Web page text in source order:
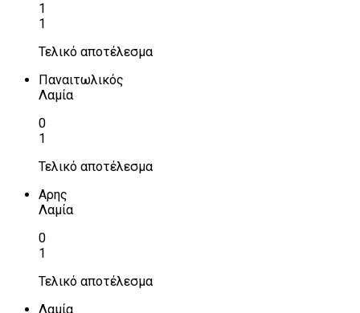
1
1
Τελικό αποτέλεσμα
Παναιτωλικός
Λαμία
0
1
Τελικό αποτέλεσμα
Αρης
Λαμία
0
1
Τελικό αποτέλεσμα
Λαμία